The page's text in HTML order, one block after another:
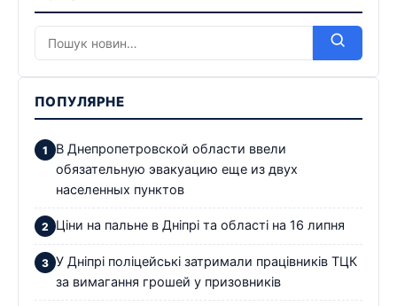
ПОПУЛЯРНЕ
В Днепропетровской области ввели
обязательную эвакуацию еще из двух
населенных пунктов
Ціни на пальне в Дніпрі та області на 16 липня
У Дніпрі поліцейські затримали працівників ТЦК
за вимагання грошей у призовників